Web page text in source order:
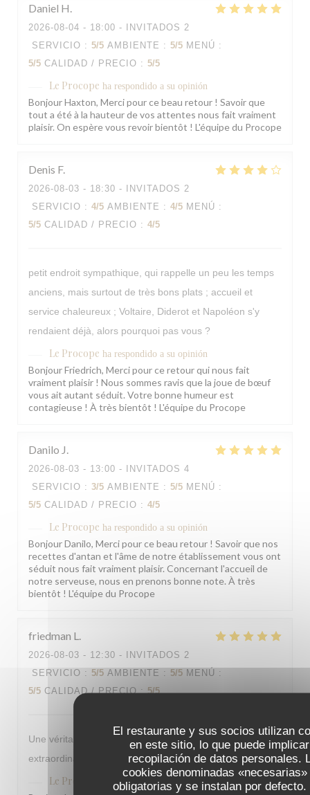
El restaurante y sus socios utilizan
en este sitio, lo que puede
recopilación de datos personales.
cookies denominadas «necesarias»
obligatorias y se instalan por defecto.
Daniel H
2026-08-04 - 18:00 - INVITADOS 2
SERVICIO : 5/5 AMBIENTE : 5/5 MENÚ :
5/5 CALIDAD / PRECIO : 5/5
Le Procope ha respondido a su opinión
Bonjour Haxton, Merci pour ce beau retour ! Savoir que
tout a été à la hauteur de vos attentes nous fait vraiment
plaisir. On espère vous revoir bientôt ! L'équipe du Procope
Denis F
2026-08-03 - 18:30 - INVITADOS 2
SERVICIO : 4/5 AMBIENTE : 4/5 MENÚ :
5/5 CALIDAD / PRECIO : 4/5
petit endroit sympathique, qui rappelle un peu les temps
anciens, mais surtout de très bons plats ; accueil et
service chaleureux ; Voltaire, Diderot et Napoléon s'y
rendaient déjà, alors pourquoi pas vous ?
Le Procope ha respondido a su opinión
Bonjour Friedrich, Merci pour ce retour qui nous fait
vraiment plaisir ! Nous sommes ravis que la joue de bœuf
vous ait autant séduit. Votre bonne humeur est
contagieuse ! À très bientôt ! L'équipe du Procope
Danilo J
2026-08-03 - 13:00 - INVITADOS 4
SERVICIO : 3/5 AMBIENTE : 5/5 MENÚ :
5/5 CALIDAD / PRECIO : 4/5
Le Procope ha respondido a su opinión
Bonjour Danilo, Merci pour ce beau retour ! Savoir que nos
recettes d'antan et l'âme de notre établissement vous ont
séduit nous fait vraiment plaisir. Concernant l'accueil de
notre serveuse, nous en prenons bonne note. À très
bientôt ! L'équipe du Procope
friedman L
2026-08-03 - 12:30 - INVITADOS 2
SERVICIO : 5/5 AMBIENTE : 5/5 MENÚ :
5/5 CALIDAD / PRECIO: 5/5
Une véritable institution avec des serveurs et serveuse
extraordinaire, la référence par excellence
Le Procope ha respondido a su opinión